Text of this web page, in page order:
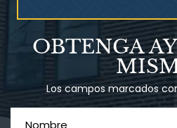
OBTENGA
Los campos marcados